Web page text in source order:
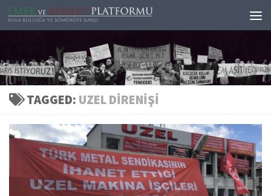
Skip to content
TAGGED: UZEL DIRENIŞI